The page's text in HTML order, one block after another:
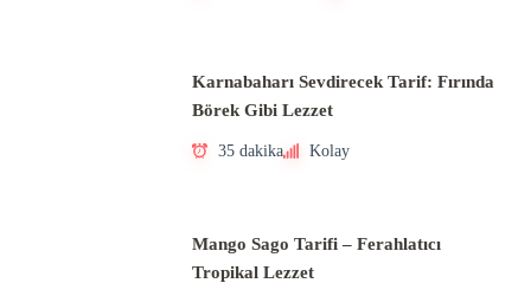
Karnabaharı Sevdirecek Tarif: Fırında
Börek Gibi Lezzet
35 dakika Kolay
Mango Sago Tarifi – Ferahlatıcı
Tropikal Lezzet